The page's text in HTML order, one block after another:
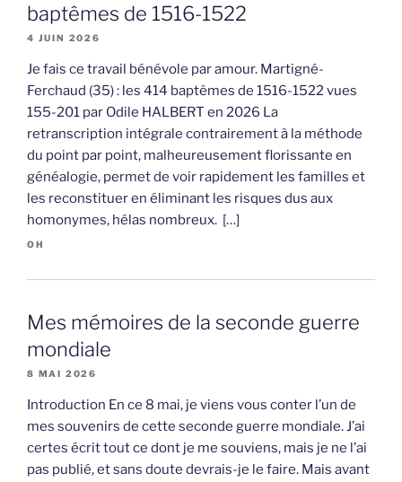
baptêmes de 1516-1522
4 JUIN 2026
Je fais ce travail bénévole par amour. Martigné-
Ferchaud (35) : les 414 baptêmes de 1516-1522 vues
155-201 par Odile HALBERT en 2026 La
retranscription intégrale contrairement à la méthode
du point par point, malheureusement florissante en
généalogie, permet de voir rapidement les familles et
les reconstituer en éliminant les risques dus aux
homonymes, hélas nombreux. […]
OH
Mes mémoires de la seconde guerre
mondiale
8 MAI 2026
Introduction En ce 8 mai, je viens vous conter l’un de
mes souvenirs de cette seconde guerre mondiale. J’ai
certes écrit tout ce dont je me souviens, mais je ne l’ai
pas publié, et sans doute devrais-je le faire. Mais avant